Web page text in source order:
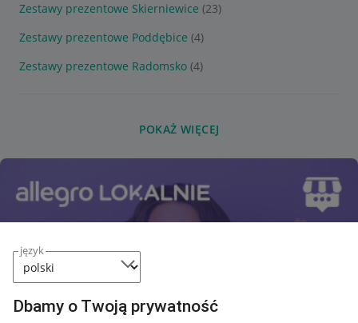
język
Dbamy o Twoją prywatność
Zestawy prezentowe Skierniewice (23)
Zestawy prezentowe Poddębice (4)
Zestawy prezentowe Radomsko (4)
POKAŻ WIĘCEJ